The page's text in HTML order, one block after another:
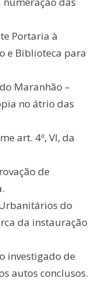
Portaria à
e Biblioteca para
Maranhão –
no átrio das
art. 4º, VI, da
de
do
da instauração
investigado de
autos conclusos.